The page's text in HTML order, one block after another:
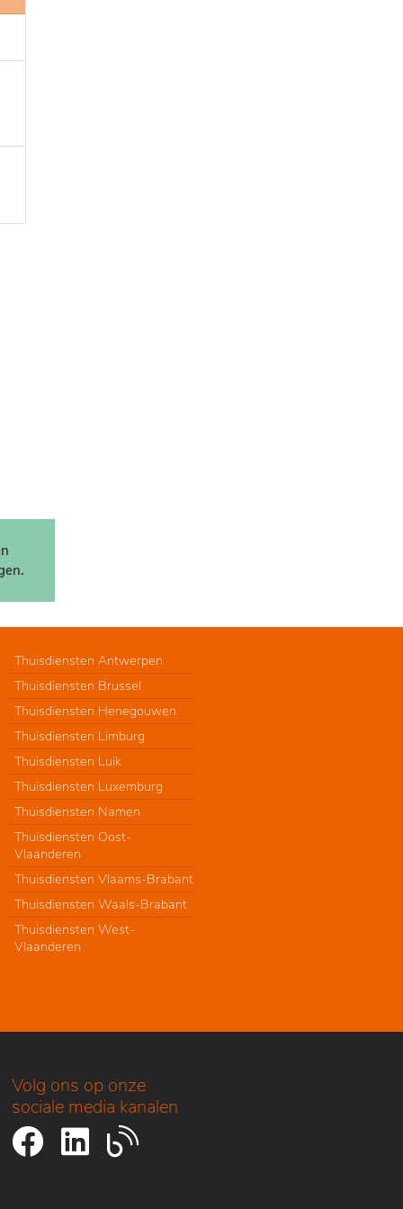
Thuisdiensten Antwerpen
Thuisdiensten Brussel
Thuisdiensten Henegouwen
Thuisdiensten Limburg
Thuisdiensten Luik
Thuisdiensten Luxemburg
Thuisdiensten Namen
Thuisdiensten Oost-
Vlaanderen
Thuisdiensten Vlaams-Brabant
Thuisdiensten Waals-Brabant
Thuisdiensten West-
Vlaanderen
Volg ons op onze
sociale media kanalen